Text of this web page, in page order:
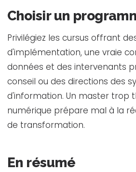
Choisir un
Privilégiez les cursus offrant
d'implémentation, une vraie
données et des intervenants
conseil ou des directions des
d'information. Un master trop
numérique prépare mal à la
de transformation.
En résumé